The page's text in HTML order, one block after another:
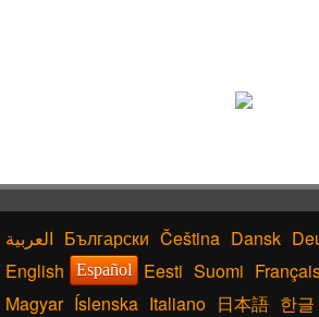
Български Čeština Dansk
English
Español Eesti Suomi
Magyar Íslenska Italiano 日本語 한글